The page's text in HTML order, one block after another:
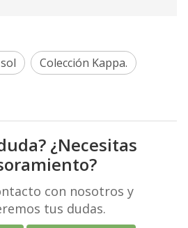
Colección Kappa.
¿Necesitas
con nosotros y
tus dudas.